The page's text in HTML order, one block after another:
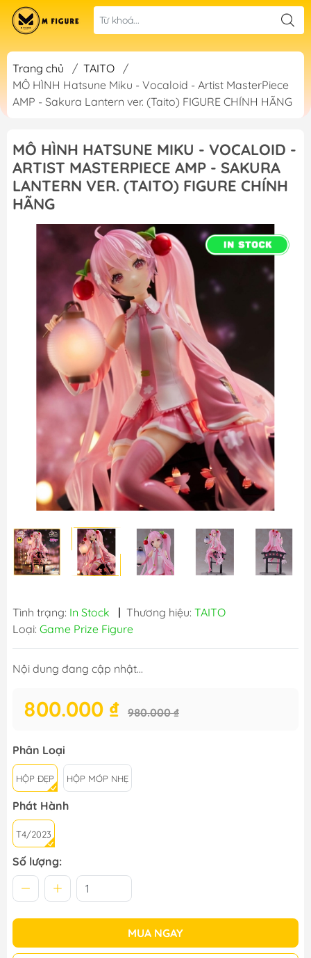
Trang chủ / TAITO
/
MÔ HÌNH Hatsune Miku - Vocaloid - Artist MasterPiece
AMP - Sakura Lantern ver. (Taito) FIGURE CHÍNH HÃNG
MÔ HÌNH HATSUNE MIKU - VOCALOID -
ARTIST MASTERPIECE AMP - SAKURA
LANTERN VER. (TAITO) FIGURE CHÍNH
HÃNG
Tình trạng: In Stock | Thương hiệu: TAITO
Loại: Game Prize Figure
Nội dung đang cập nhật...
800.000 ₫ 980.000 ₫
Phân Loại
HỘP ĐẸP HỘP MÓP NHẸ
Phát Hành
T4/2023
Số lượng:
MUA NGAY